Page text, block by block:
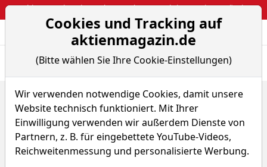
Webinar: So kassierst du trotzdem attraktive Optionsprämien
Aktien- und
Home Aktien Cigna Group
Cigna Group Aktie
Watchlist CI WKN A2PA9L
Cookies und Tracking auf
aktienmagazin.de
(Bitte wählen Sie Ihre Cookie-Einstellungen)
Wir verwenden notwendige Cookies, damit unsere
Website technisch funktioniert. Mit Ihrer
Einwilligung verwenden wir außerdem Dienste von
Partnern, z. B. für eingebettete YouTube-Videos,
Reichweitenmessung und personalisierte Werbung.